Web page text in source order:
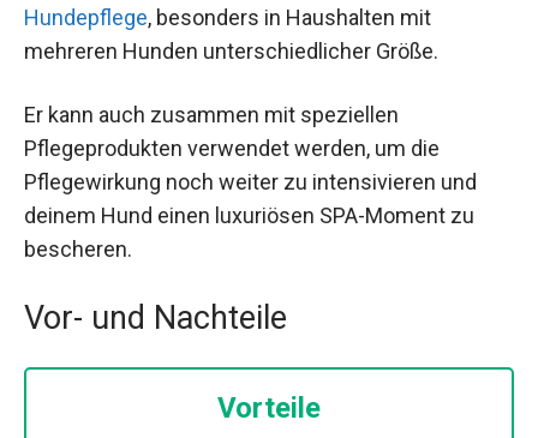
Hundepflege, besonders in Haushalten mit
mehreren Hunden unterschiedlicher Größe.
Er kann auch zusammen mit speziellen
Pflegeprodukten verwendet werden, um die
Pflegewirkung noch weiter zu intensivieren und
deinem Hund einen luxuriösen SPA-Moment zu
bescheren.
Vor- und Nachteile
Vorteile